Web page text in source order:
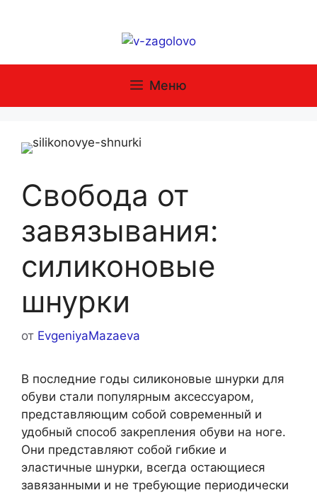
Меню
Свобода от
завязывания:
силиконовые
шнурки
от EvgeniyaMazaeva
В последние годы силиконовые шнурки для
обуви стали популярным аксессуаром,
представляющим собой современный и
удобный способ закрепления обуви на ноге.
Они представляют собой гибкие и
эластичные шнурки, всегда остающиеся
завязанными и не требующие периодически